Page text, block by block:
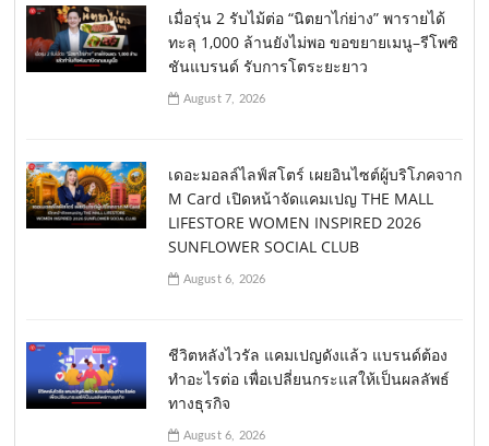
เมื่อรุ่น 2 รับไม้ต่อ “นิตยาไก่ย่าง” พารายได้
ทะลุ 1,000 ล้านยังไม่พอ ขอขยายเมนู–รีโพซิ
ชันแบรนด์ รับการโตระยะยาว
August 7, 2026
เดอะมอลล์ไลฟ์สโตร์ เผยอินไซต์ผู้บริโภคจาก
M Card เปิดหน้าจัดแคมเปญ THE MALL
LIFESTORE WOMEN INSPIRED 2026
SUNFLOWER SOCIAL CLUB
August 6, 2026
ชีวิตหลังไวรัล แคมเปญดังแล้ว แบรนด์ต้อง
ทำอะไรต่อ เพื่อเปลี่ยนกระแสให้เป็นผลลัพธ์
ทางธุรกิจ
August 6, 2026